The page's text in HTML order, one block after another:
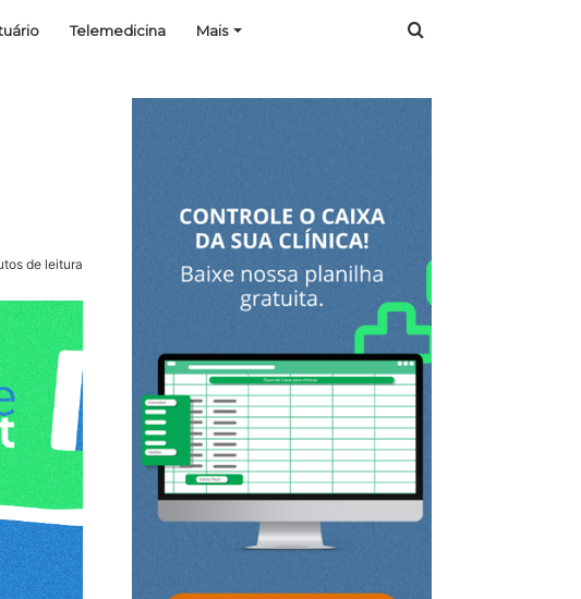
Telemedicina Mais Procurar
de leitura